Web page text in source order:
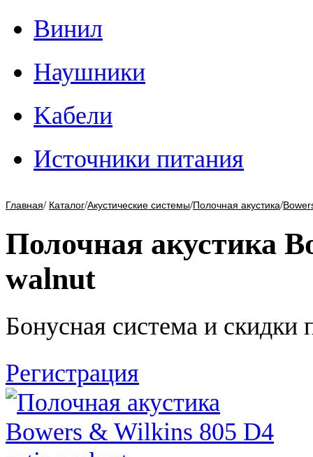
Винил
Наушники
Kабели
Источники питания
Главная/ Каталог/Акустические системы/Полочная акустика/
Полочная акустика
walnut
Бонусная система и скидки
Регистрация